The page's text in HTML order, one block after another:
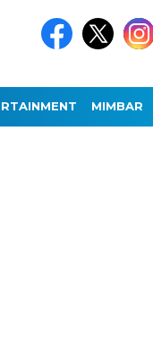
MIMBAR